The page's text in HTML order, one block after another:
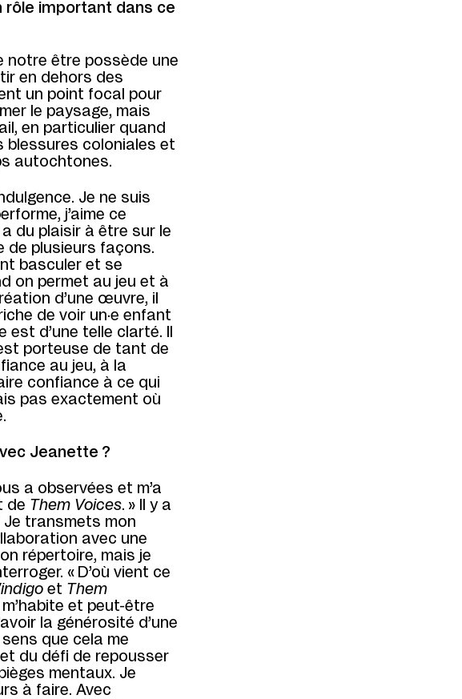
rôle important dans ce
notre être possède une
en dehors des
un point focal pour
le paysage, mais
en particulier quand
blessures coloniales et
autochtones.
Je ne suis
j’aime ce
a du plaisir à être sur le
de plusieurs façons.
basculer et se
on permet au jeu et à
d’une œuvre, il
de voir un·e enfant
d’une telle clarté. Il
porteuse de tant de
au jeu, à la
confiance à ce qui
pas exactement où
Jeanette ?
a observées et m’a
de Them Voices. » Il y a
Je transmets mon
avec une
répertoire, mais je
« D’où vient ce
et Them
et peut-être
la générosité d’une
que cela me
du défi de repousser
mentaux. Je
à faire. Avec